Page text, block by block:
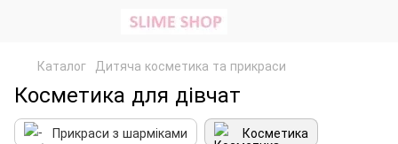
Каталог Дитяча косметика та прикраси
Косметика для дівчат
Прикраси з шарміками
Косметика